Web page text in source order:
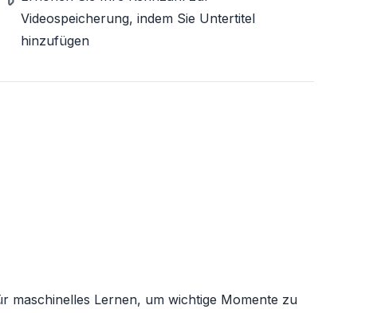
Videospeicherung, indem Sie Untertitel
hinzufügen
maschinelles Lernen, um wichtige Momente zu